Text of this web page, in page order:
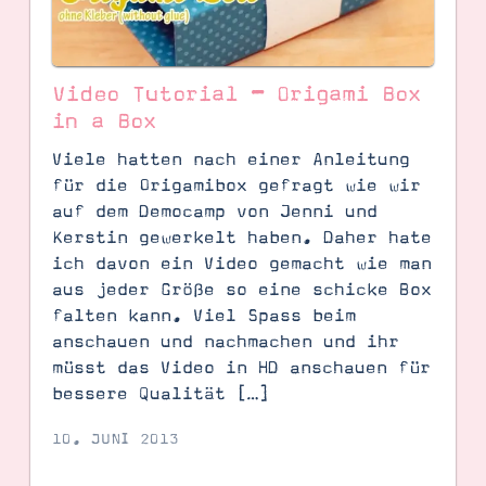
SUCHE
Video Tutorial – Origami Box
in a Box
Viele hatten nach einer Anleitung
für die Origamibox gefragt wie wir
auf dem Democamp von Jenni und
Kerstin gewerkelt haben. Daher hate
ich davon ein Video gemacht wie man
aus jeder Größe so eine schicke Box
falten kann. Viel Spass beim
anschauen und nachmachen und ihr
müsst das Video in HD anschauen für
bessere Qualität […]
10. JUNI 2013